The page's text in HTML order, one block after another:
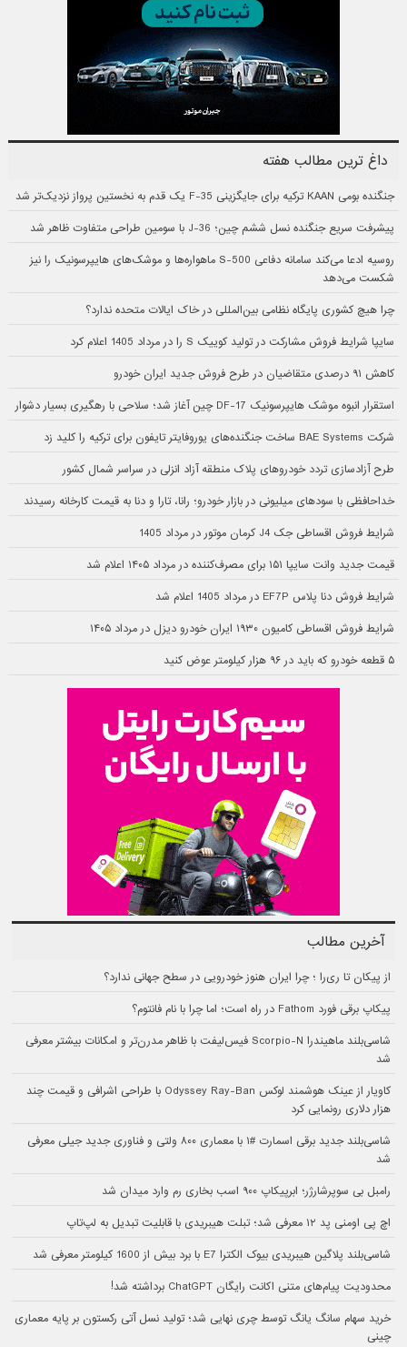
داغ ترین مطالب هفته
جنگنده بومی KAAN ترکیه برای جایگزینی F-35 یک قدم به نخستین پرواز نزدیک‌تر شد
پیشرفت سریع جنگنده نسل ششم چین؛ J-36 با سومین طراحی متفاوت ظاهر شد
روسیه ادعا می‌کند سامانه دفاعی S-500 ماهواره‌ها و موشک‌های هایپرسونیک را نیز
شکست می‌دهد
چرا هیچ کشوری پایگاه نظامی بین‌المللی در خاک ایالات متحده ندارد؟
سایپا شرایط فروش مشارکت در تولید کوییک S را در مرداد 1405 اعلام کرد
کاهش ۹۱ درصدی متقاضیان در طرح فروش جدید ایران خودرو
استقرار انبوه موشک هایپرسونیک DF-17 چین آغاز شد؛ سلاحی با رهگیری بسیار دشوار
شرکت BAE Systems ساخت جنگنده‌های یوروفایتر تایفون برای ترکیه را کلید زد
طرح آزادسازی تردد خودروهای پلاک منطقه آزاد انزلی در سراسر شمال کشور
خداحافظی با سودهای میلیونی در بازار خودرو؛ رانا، تارا و دنا به قیمت کارخانه رسیدند
شرایط فروش اقساطی جک J4 کرمان موتور در مرداد 1405
قیمت جدید وانت سایپا ۱۵۱ برای مصرف‌کننده در مرداد ۱۴۰۵ اعلام شد
شرایط فروش دنا پلاس EF7P در مرداد 1405 اعلام شد
شرایط فروش اقساطی کامیون ۱۹۳۰ ایران خودرو دیزل در مرداد ۱۴۰۵
۵ قطعه خودرو که باید در ۹۶ هزار کیلومتر عوض کنید
آخرین مطالب
از پیکان تا ری‌را ؛ چرا ایران هنوز خودرویی در سطح جهانی ندارد؟
پیکاپ برقی فورد Fathom در راه است؛ اما چرا با نام فانتوم؟
شاسی‌بلند ماهیندرا Scorpio-N فیس‌لیفت با ظاهر مدرن‌تر و امکانات بیشتر معرفی
شد
کاویار از عینک هوشمند لوکس Odyssey Ray-Ban با طراحی اشرافی و قیمت چند
هزار دلاری رونمایی کرد
شاسی‌بلند جدید برقی اسمارت #۱ با معماری ۸۰۰ ولتی و فناوری جدید جیلی معرفی
شد
رامبل بی سوپرشارژر؛ ابرپیکاپ ۹۰۰ اسب بخاری رم وارد میدان شد
اچ پی اومنی پد ۱۲ معرفی شد؛ تبلت هیبریدی با قابلیت تبدیل به لپ‌تاپ
شاسی‌بلند پلاگین هیبریدی بیوک الکترا E7 با برد بیش از 1600 کیلومتر معرفی شد
محدودیت پیام‌های متنی اکانت رایگان ChatGPT برداشته شد!
خرید سهام سانگ‌ یانگ توسط چری نهایی شد؛ تولید نسل آتی رکستون بر پایه معماری
چینی